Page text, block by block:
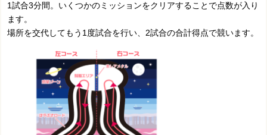
1試合3分間。いくつかのミッションをクリアすることで点数が入り
ます。
場所を交代してもう1度試合を行い、2試合の合計得点で競います。